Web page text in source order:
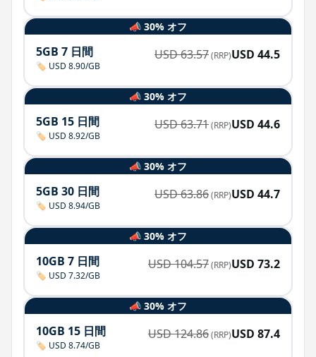
📣 30% オフ
5GB 7 日間
🏷️ USD 8.90/GB
USD63.57(RRP)USD 44.5
📣 30% オフ
5GB 15 日間
🏷️ USD 8.92/GB
USD63.71(RRP)USD 44.6
📣 30% オフ
5GB 30 日間
🏷️ USD 8.94/GB
USD63.86(RRP)USD 44.7
📣 30% オフ
10GB 7 日間
🏷️ USD 7.32/GB
USD104.57(RRP)USD 73.2
📣 30% オフ
10GB 15 日間
🏷️ USD 8.74/GB
USD124.86(RRP)USD 87.4